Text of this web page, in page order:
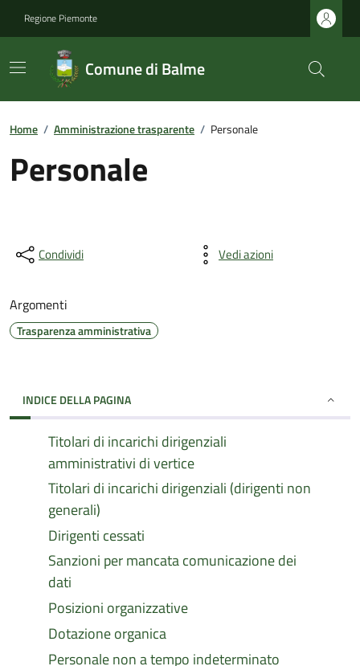
Regione Piemonte
Comune di Balme
Home / Amministrazione trasparente / Personale
Personale
Condividi Vedi azioni
Argomenti
Trasparenza amministrativa
INDICE DELLA PAGINA
Titolari di incarichi dirigenziali
amministrativi di vertice
Titolari di incarichi dirigenziali (dirigenti non
generali)
Dirigenti cessati
Sanzioni per mancata comunicazione dei
dati
Posizioni organizzative
Dotazione organica
Personale non a tempo indeterminato